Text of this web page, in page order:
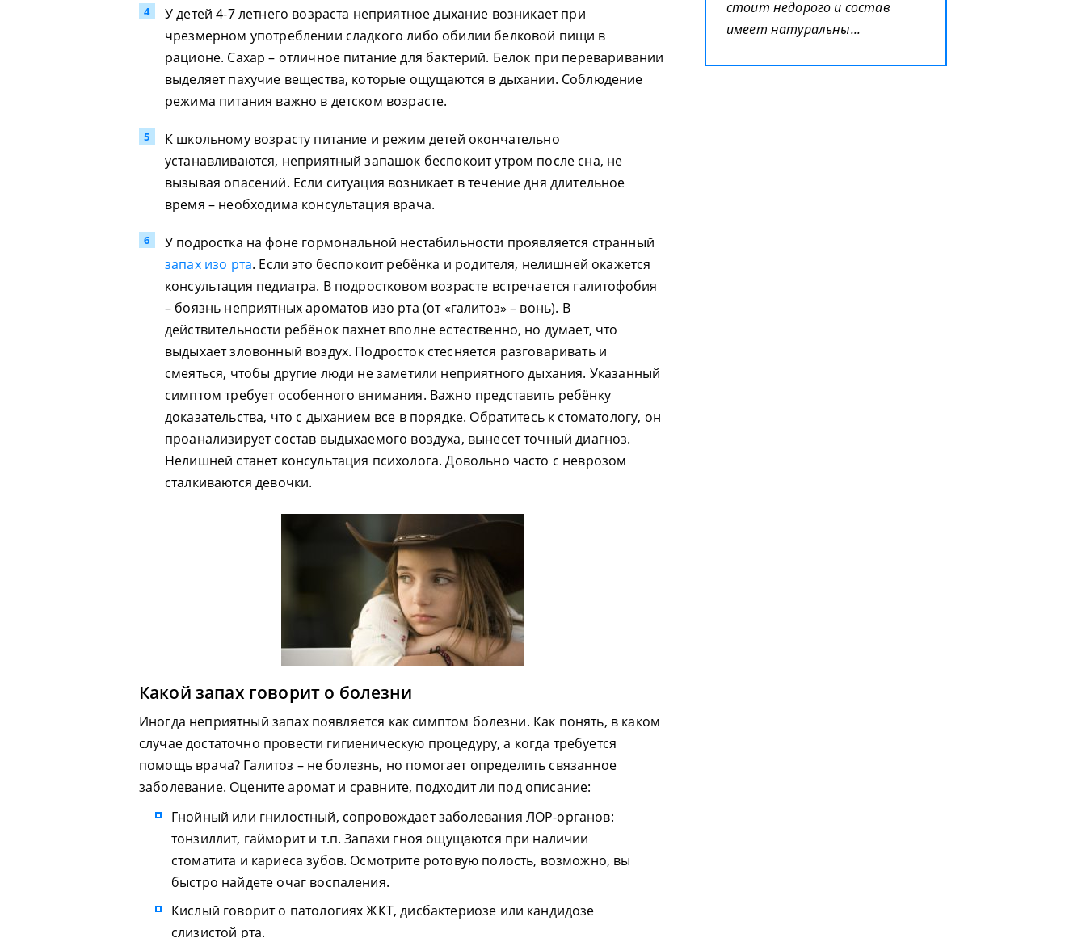
У детей 4-7 летнего возраста неприятное дыхание возникает при
чрезмерном употреблении сладкого либо обилии белковой пищи в
рационе. Сахар – отличное питание для бактерий. Белок при переваривании
выделяет пахучие вещества, которые ощущаются в дыхании. Соблюдение
режима питания важно в детском возрасте.
К школьному возрасту питание и режим детей окончательно
устанавливаются, неприятный запашок беспокоит утром после сна, не
вызывая опасений. Если ситуация возникает в течение дня длительное
время – необходима консультация врача.
У подростка на фоне гормональной нестабильности проявляется странный
запах изо рта. Если это беспокоит ребёнка и родителя, нелишней окажется
консультация педиатра. В подростковом возрасте встречается галитофобия
– боязнь неприятных ароматов изо рта (от «галитоз» – вонь). В
действительности ребёнок пахнет вполне естественно, но думает, что
выдыхает зловонный воздух. Подросток стесняется разговаривать и
смеяться, чтобы другие люди не заметили неприятного дыхания. Указанный
симптом требует особенного внимания. Важно представить ребёнку
доказательства, что с дыханием все в порядке. Обратитесь к стоматологу, он
проанализирует состав выдыхаемого воздуха, вынесет точный диагноз.
Нелишней станет консультация психолога. Довольно часто с неврозом
сталкиваются девочки.
Какой запах говорит о болезни
Иногда неприятный запах появляется как симптом болезни. Как понять, в каком
случае достаточно провести гигиеническую процедуру, а когда требуется
помощь врача? Галитоз – не болезнь, но помогает определить связанное
заболевание. Оцените аромат и сравните, подходит ли под описание:
Гнойный или гнилостный, сопровождает заболевания ЛОР-органов:
тонзиллит, гайморит и т.п. Запахи гноя ощущаются при наличии
стоматита и кариеса зубов. Осмотрите ротовую полость, возможно, вы
быстро найдете очаг воспаления.
Кислый говорит о патологиях ЖКТ, дисбактериозе или кандидозе
слизистой рта.
стоит недорого и состав
имеет натуральны...